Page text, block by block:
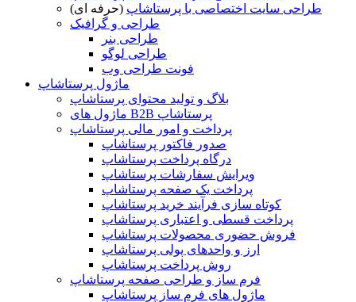
طراحی سایت اختصاصی با پرستاشاپ (حرفه ای)
طراحی و گرافیک
طراحی بنر
طراحی لوگو
فونت طراحی وب
ماژول پرستاشاپ
بلاگ و تولید محتوای پرستاشاپ
ماژول های B2B پرستاشاپ
پرداخت و امور مالی پرستاشاپ
صدور فاکتور پرستاشاپ
درگاه پرداخت پرستاشاپ
ویرایش سفارشات پرستاشاپ
پرداخت یک صفحه پرستاشاپ
کوتاه سازی فرآیند خرید پرستاشاپ
پرداخت قسطی و اعتباری پرستاشاپ
فروش حضوری محصولات پرستاشاپ
ارز و واحدهای پولی پرستاشاپ
روش پرداخت پرستاشاپ
فرم ساز و طراحی صفحه پرستاشاپ
ماژول های فرم ساز پرستاشاپ